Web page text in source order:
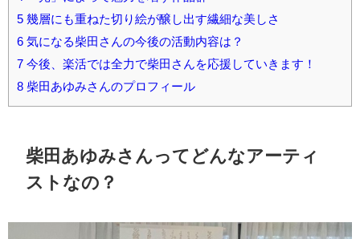
5 幾層にも重ねた切り絵が醸し出す繊細な美しさ
6 気になる柴田さんの今後の活動内容は？
7 今後、楽活では全力で柴田さんを応援していきます！
8 柴田あゆみさんのプロフィール
柴田あゆみさんってどんなアーティ
ストなの？